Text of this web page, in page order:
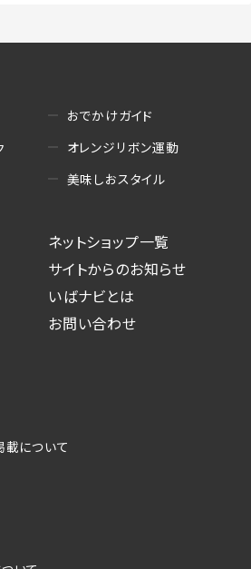
おでかけガイド
オレンジリボン運動
美味しおスタイル
ネットショップ一覧
サイトからのお知らせ
いばナビとは
お問い合わせ
載について